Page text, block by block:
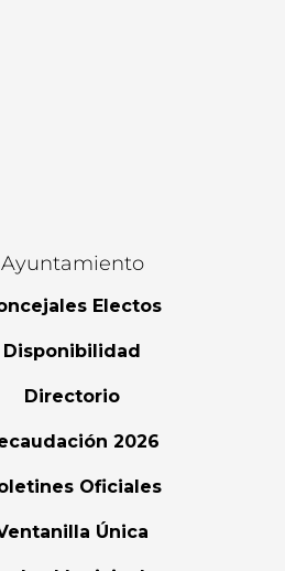
Ayuntamiento
Electos
Disponibilidad
Directorio
2026
Oficiales
Única